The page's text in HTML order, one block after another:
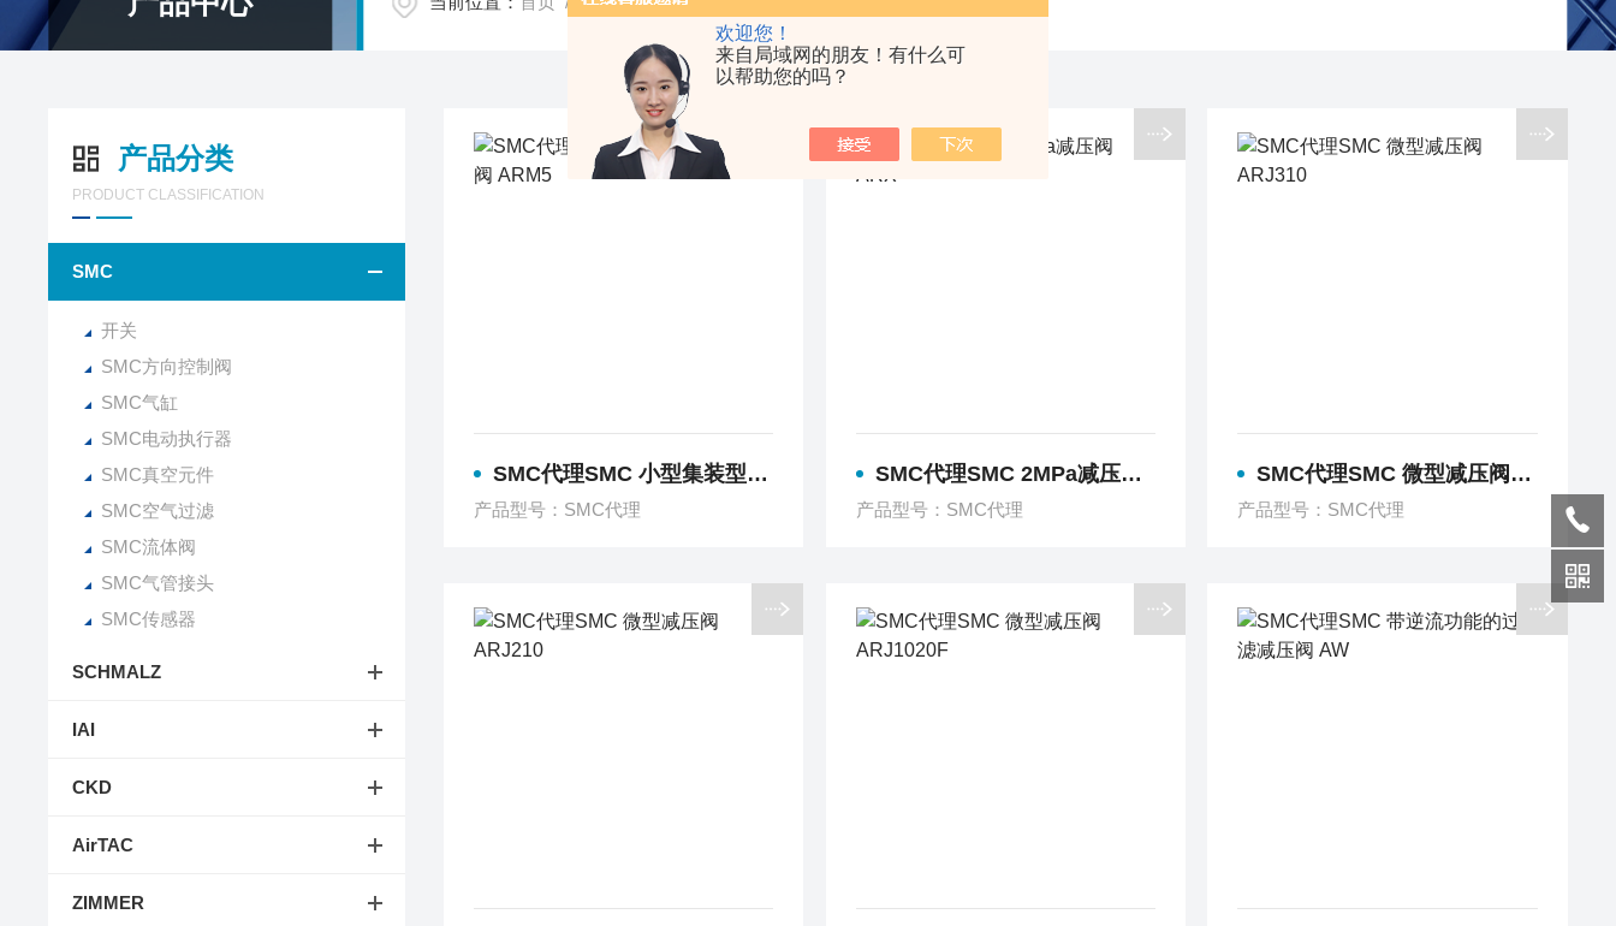
欢迎您！
来自局域网的朋友！有什么可
以帮助您的吗？
产品分类
PRODUCT CLASSIFICATION
SMC
开关
SMC方向控制阀
SMC气缸
SMC电动执行器
SMC真空元件
SMC空气过滤
SMC流体阀
SMC气管接头
SMC传感器
SCHMALZ
IAI
CKD
AirTAC
ZIMMER
SMC代理SMC 小型集装型减压阀 ARM5
产品型号：SMC代理
SMC代理SMC 2MPa减压阀 ARX
产品型号：SMC代理
SMC代理SMC 微型减压阀 ARJ310
产品型号：SMC代理